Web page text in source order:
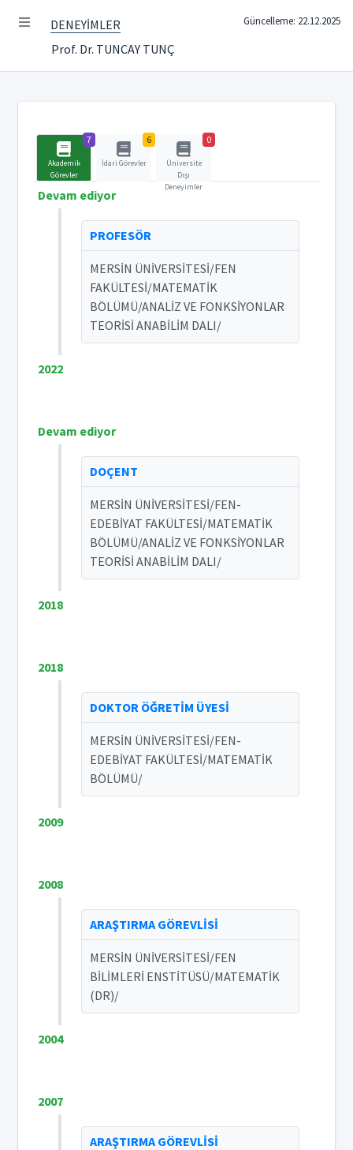
DENEYİMLER
Prof. Dr. TUNCAY TUNÇ
Güncelleme: 22.12.2025
7
Akademik
Görevler
6
İdari Görevler
0
Üniversite
Dışı
Deneyimler
Devam ediyor
PROFESÖR
MERSİN ÜNİVERSİTESİ/FEN
FAKÜLTESİ/MATEMATİK
BÖLÜMÜ/ANALİZ VE FONKSİYONLAR
TEORİSİ ANABİLİM DALI/
2022
Devam ediyor
DOÇENT
MERSİN ÜNİVERSİTESİ/FEN-
EDEBİYAT FAKÜLTESİ/MATEMATİK
BÖLÜMÜ/ANALİZ VE FONKSİYONLAR
TEORİSİ ANABİLİM DALI/
2018
2018
DOKTOR ÖĞRETİM ÜYESİ
MERSİN ÜNİVERSİTESİ/FEN-
EDEBİYAT FAKÜLTESİ/MATEMATİK
BÖLÜMÜ/
2009
2008
ARAŞTIRMA GÖREVLİSİ
MERSİN ÜNİVERSİTESİ/FEN
BİLİMLERİ ENSTİTÜSÜ/MATEMATİK
(DR)/
2004
2007
ARAŞTIRMA GÖREVLİSİ